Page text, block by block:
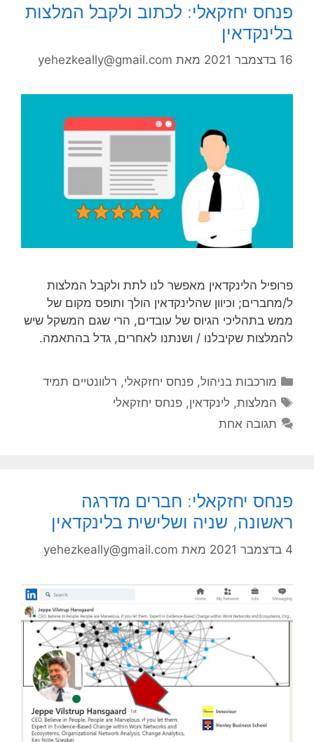
פנחס יחזקאלי: לכתוב ולקבל המלצות
בלינקדאין
16 בדצמבר 2021 מאת yehezkeally@gmail.com
פרופיל הלינקדאין מאפשר לנו לתת ולקבל המלצות
ל/מחברים; וכיוון שהלינקדאין הולך ותופס מקום של
ממש בתהליכי הגיוס של עובדים, הרי שגם המשקל שיש
להמלצות שקיבלנו / ושנתנו לאחרים, גדל בהתאמה.
קטגוריות
מורכבות בניהול,פנחס יחזקאלי, רלוונטיים תמיד
תגיות
המלצות, לינקדאין,פנחס יחזקאלי
תגובה אחת
פנחס יחזקאלי: חברים מדרגה
ראשונה, שניה ושלישית בלינקדאין
4 בדצמבר 2021 מאת yehezkeally@gmail.com